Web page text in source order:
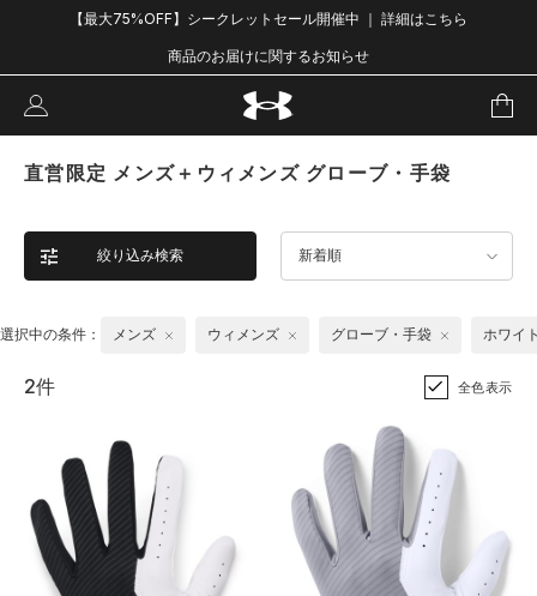
【最大75%OFF】シークレットセール開催中 ｜ 詳細はこちら
商品のお届けに関するお知らせ
直営限定 メンズ＋ウィメンズ グローブ・手袋
絞り込み検索 新着順
選択中の条件： メンズ ウィメンズ グローブ・手袋 ホワイ
2件 全色表示